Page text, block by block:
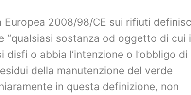
Europea 2008/98/CE sui rifiuti
“qualsiasi sostanza od oggetto di cui
disfi o abbia l’intenzione o l’obbligo di
della manutenzione del verde
in questa definizione, non